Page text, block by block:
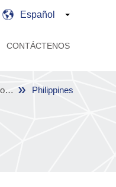
Español
CONTÁCTENOS
Agentes Alrededor del Mundo Philippines